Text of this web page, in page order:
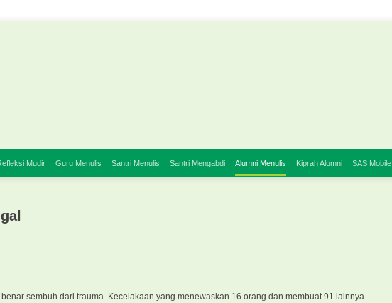
Mudir Guru Menulis Santri Menulis Santri Mengabdi Alumni Menulis Kiprah Alumni SAS Mobile
sembuh dari trauma. Kecelakaan yang menewaskan 16 orang dan membuat 91 lainnya